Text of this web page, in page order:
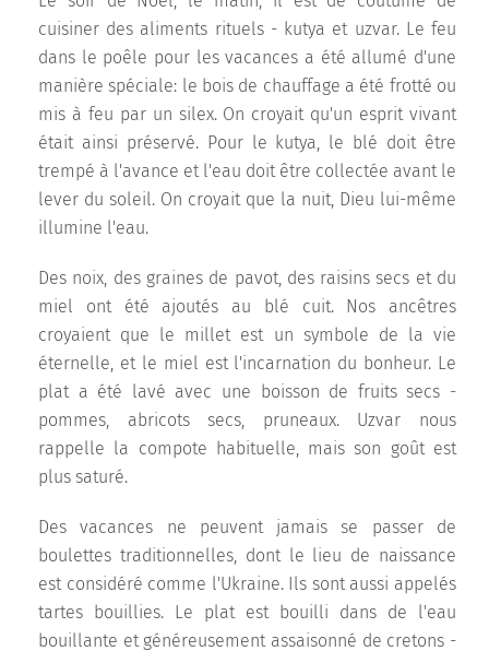
cuisiner des aliments rituels - kutya et uzvar. Le feu
dans le poêle pour les vacances a été allumé d'une
manière spéciale: le bois de chauffage a été frotté ou
mis à feu par un silex. On croyait qu'un esprit vivant
était ainsi préservé. Pour le kutya, le blé doit être
trempé à l'avance et l'eau doit être collectée avant le
lever du soleil. On croyait que la nuit, Dieu lui-même
illumine l'eau.
Des noix, des graines de pavot, des raisins secs et du
miel ont été ajoutés au blé cuit. Nos ancêtres
croyaient que le millet est un symbole de la vie
éternelle, et le miel est l'incarnation du bonheur. Le
plat a été lavé avec une boisson de fruits secs -
pommes, abricots secs, pruneaux. Uzvar nous
rappelle la compote habituelle, mais son goût est
plus saturé.
Des vacances ne peuvent jamais se passer de
boulettes traditionnelles, dont le lieu de naissance
est considéré comme l'Ukraine. Ils sont aussi appelés
tartes bouillies. Le plat est bouilli dans de l'eau
bouillante et généreusement assaisonné de cretons -